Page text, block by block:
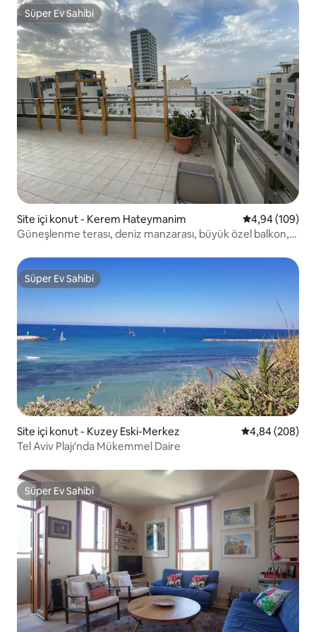
dinlendirici, özel ve sakin bir ortam
sağlar. Çarpıcı ve güzel bir manzara
olduğunu düşünüyoruz, ancak
sorularınız olursa lütfen tereddüt
etmeyin.
Süper Ev Sahibi
Süper Ev Sahibi
Site içi konut - Kerem Hateymanim 5 üzerinden
4,94 (109)
Güneşlenme terası, deniz manzarası, büyük özel balkon,
Süper Ev Sahibi
Süper Ev Sahibi
Site içi konut - Kuzey Eski-Merkez 5 üzerinden
4,84 (208)
Tel Aviv Plajı'nda Mükemmel Daire
Süper Ev Sahibi
Süper Ev Sahibi